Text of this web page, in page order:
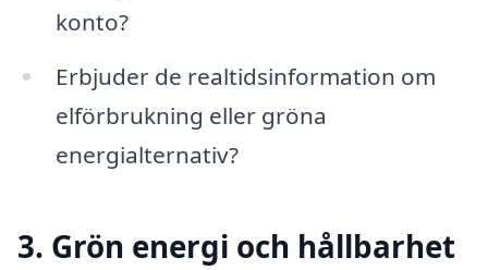
konto?
Erbjuder de realtidsinformation om
elförbrukning eller gröna
energialternativ?
3. Grön energi och hållbarhet